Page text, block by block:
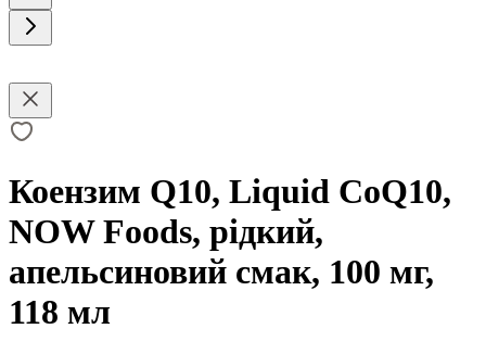
Коензим Q10, Liquid CoQ10,
NOW Foods, рідкий,
апельсиновий смак, 100 мг,
118 мл